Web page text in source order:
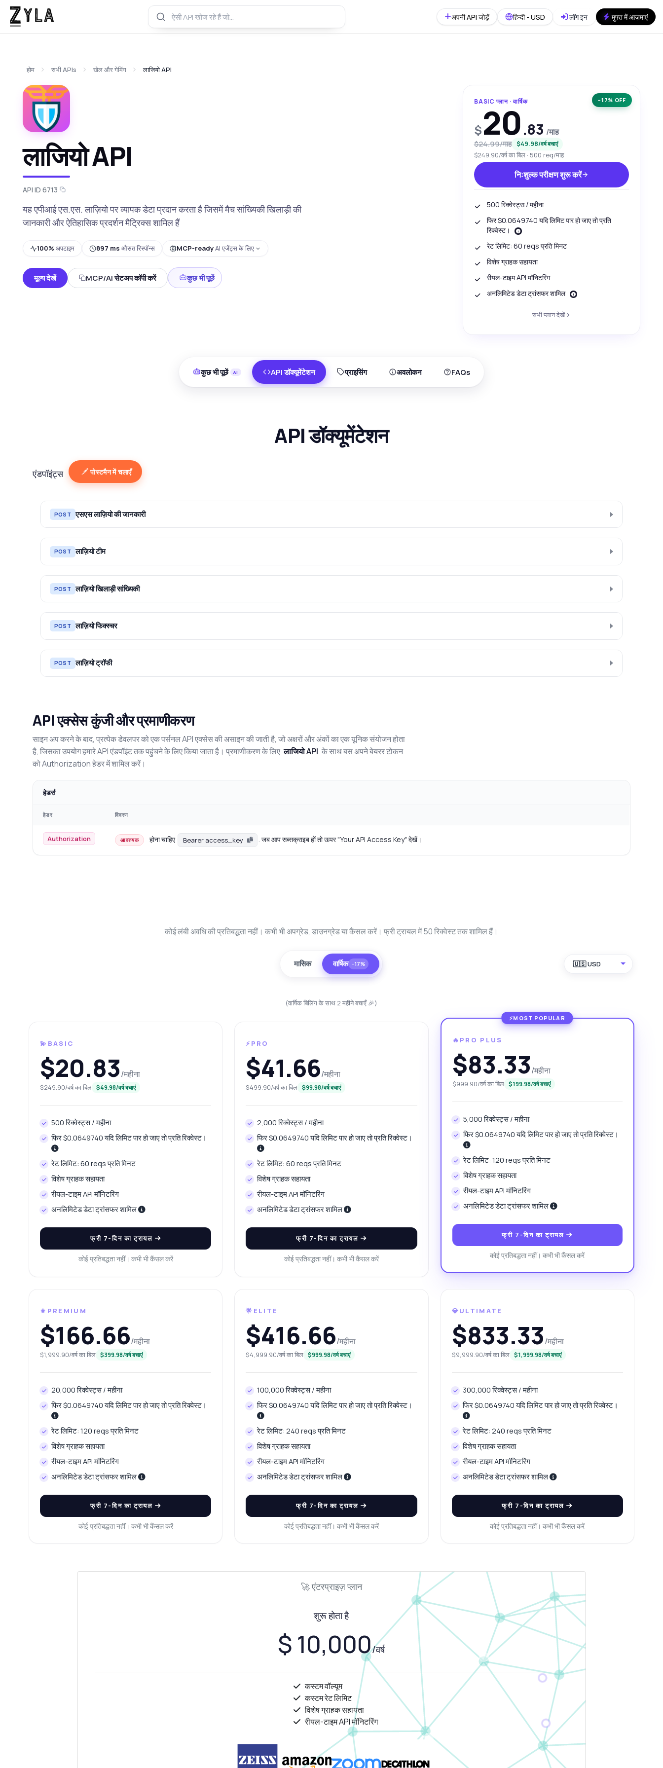
अपनी API जोड़ें हिन्दी - USD लॉग इन मुफ्त में आज़माएं
होम सभी APIs खेल और गेमिंग लाजियो API
लाजियो API
API ID 6713
यह एपीआई एस.एस. लाज़ियो पर व्यापक डेटा प्रदान करता है जिसमें मैच सांख्यिकी खिलाड़ी की
जानकारी और ऐतिहासिक प्रदर्शन मैट्रिक्स शामिल हैं
100% अपटाइम 897 ms औसत रिस्पॉन्स MCP-readyAI एजेंट्स के लिए
मूल्य देखें MCP/AI सेटअप कॉपी करें कुछ भी पूछें
−17% OFF
BASIC प्लान · वार्षिक
$20.83 /माह
$24.99/माह $49.98/वर्ष बचाएं
$249.90/वर्ष का बिल · 500 req/माह
निःशुल्क परीक्षण शुरू करें
500 रिक्वेस्ट्स / महीना
फिर $0.0649740 यदि लिमिट पार हो जाए तो प्रति
रिक्वेस्ट।
रेट लिमिट: 60 reqs प्रति मिनट
विशेष ग्राहक सहायता
रीयल-टाइम API मॉनिटरिंग
अनलिमिटेड डेटा ट्रांसफर शामिल
सभी प्लान देखें
कुछ भी पूछें API डॉक्यूमेंटेशन प्राइसिंग अवलोकन FAQs
API डॉक्यूमेंटेशन
एंडपॉइंट्स पोस्टमैन में चलाएँ
POST एसएस लाज़ियो की जानकारी
POST लाज़ियो टीम
POST लाज़ियो खिलाड़ी सांख्यिकी
POST लाज़ियो फिक्स्चर
POST लाज़ियो ट्रॉफी
API एक्सेस कुंजी और प्रमाणीकरण
साइन अप करने के बाद, प्रत्येक डेवलपर को एक पर्सनल API एक्सेस की असाइन की जाती है, जो अक्षरों और अंकों का एक यूनिक संयोजन होता
है, जिसका उपयोग हमारे API एंडपॉइंट तक पहुंचने के लिए किया जाता है। प्रमाणीकरण के लिए लाजियो API के साथ बस अपने बेयरर टोकन
को Authorization हेडर में शामिल करें।
हेडर्स
हेडर विवरण
Authorization आवश्यक होना चाहिए Bearer access_key . जब आप सब्सक्राइब हों तो ऊपर "Your API Access Key" देखें।
कोई लंबी अवधि की प्रतिबद्धता नहीं। कभी भी अपग्रेड, डाउनग्रेड या कैंसल करें। फ्री ट्रायल में 50 रिक्वेस्ट तक शामिल हैं।
मासिक वार्षिक −17% 🇺🇸 USD
(वार्षिक बिलिंग के साथ 2 महीने बचाएँ 🎉)
💫BASIC
$20.83/महीना
$249.90/वर्ष का बिल $49.98/वर्ष बचाएं
500 रिक्वेस्ट्स / महीना
फिर $0.0649740 यदि लिमिट पार हो जाए तो प्रति रिक्वेस्ट।
रेट लिमिट: 60 reqs प्रति मिनट
विशेष ग्राहक सहायता
रीयल-टाइम API मॉनिटरिंग
अनलिमिटेड डेटा ट्रांसफर शामिल
फ्री 7-दिन का ट्रायल
कोई प्रतिबद्धता नहीं। कभी भी कैंसल करें
⚡PRO
$41.66/महीना
$499.90/वर्ष का बिल $99.98/वर्ष बचाएं
2,000 रिक्वेस्ट्स / महीना
फिर $0.0649740 यदि लिमिट पार हो जाए तो प्रति रिक्वेस्ट।
रेट लिमिट: 60 reqs प्रति मिनट
विशेष ग्राहक सहायता
रीयल-टाइम API मॉनिटरिंग
अनलिमिटेड डेटा ट्रांसफर शामिल
फ्री 7-दिन का ट्रायल
कोई प्रतिबद्धता नहीं। कभी भी कैंसल करें
🔥PRO PLUS
$83.33/महीना
$999.90/वर्ष का बिल $199.98/वर्ष बचाएं
5,000 रिक्वेस्ट्स / महीना
फिर $0.0649740 यदि लिमिट पार हो जाए तो प्रति रिक्वेस्ट।
रेट लिमिट: 120 reqs प्रति मिनट
विशेष ग्राहक सहायता
रीयल-टाइम API मॉनिटरिंग
अनलिमिटेड डेटा ट्रांसफर शामिल
फ्री 7-दिन का ट्रायल
कोई प्रतिबद्धता नहीं। कभी भी कैंसल करें
⚜️PREMIUM
$166.66/महीना
$1,999.90/वर्ष का बिल $399.98/वर्ष बचाएं
20,000 रिक्वेस्ट्स / महीना
फिर $0.0649740 यदि लिमिट पार हो जाए तो प्रति रिक्वेस्ट।
रेट लिमिट: 120 reqs प्रति मिनट
विशेष ग्राहक सहायता
रीयल-टाइम API मॉनिटरिंग
अनलिमिटेड डेटा ट्रांसफर शामिल
फ्री 7-दिन का ट्रायल
कोई प्रतिबद्धता नहीं। कभी भी कैंसल करें
🌟ELITE
$416.66/महीना
$4,999.90/वर्ष का बिल $999.98/वर्ष बचाएं
100,000 रिक्वेस्ट्स / महीना
फिर $0.0649740 यदि लिमिट पार हो जाए तो प्रति रिक्वेस्ट।
रेट लिमिट: 240 reqs प्रति मिनट
विशेष ग्राहक सहायता
रीयल-टाइम API मॉनिटरिंग
अनलिमिटेड डेटा ट्रांसफर शामिल
फ्री 7-दिन का ट्रायल
कोई प्रतिबद्धता नहीं। कभी भी कैंसल करें
💎ULTIMATE
$833.33/महीना
$9,999.90/वर्ष का बिल $1,999.98/वर्ष बचाएं
300,000 रिक्वेस्ट्स / महीना
फिर $0.0649740 यदि लिमिट पार हो जाए तो प्रति रिक्वेस्ट।
रेट लिमिट: 240 reqs प्रति मिनट
विशेष ग्राहक सहायता
रीयल-टाइम API मॉनिटरिंग
अनलिमिटेड डेटा ट्रांसफर शामिल
फ्री 7-दिन का ट्रायल
कोई प्रतिबद्धता नहीं। कभी भी कैंसल करें
🚀 एंटरप्राइज़ प्लान
शुरू होता है
$ 10,000/वर्ष
कस्टम वॉल्यूम
कस्टम रेट लिमिट
विशेष ग्राहक सहायता
रीयल-टाइम API मॉनिटरिंग
नमस्ते! लाजियो API के बारे में कुछ भी पूछें — एंडपॉइंट्स, मूल्य निर्धारण, इंटीग्रेशन टिप्स, जो
मैं वर्तमान टीम की जानकारी कैसे प्राप्त करूं?
खिलाड़ी आंकड़ों के लिए कौन से पैरामीटर चाहिए?
मैं प्रतियोगिता के लिए मैच फिक्स्चर कैसे प्राप्त करूं?
खिलाड़ी प्रोफाइल में क्या डेटा शामिल है?
मैं ऐतिहासिक प्रदर्शन मेट्रिक्स कैसे ढूंढूं?
यह API क्या कर सकता है?
मुझे एक कोड उदाहरण दिखाएं इसकी कीमत क्या है?
Zyla AI द्वारा उत्तरित